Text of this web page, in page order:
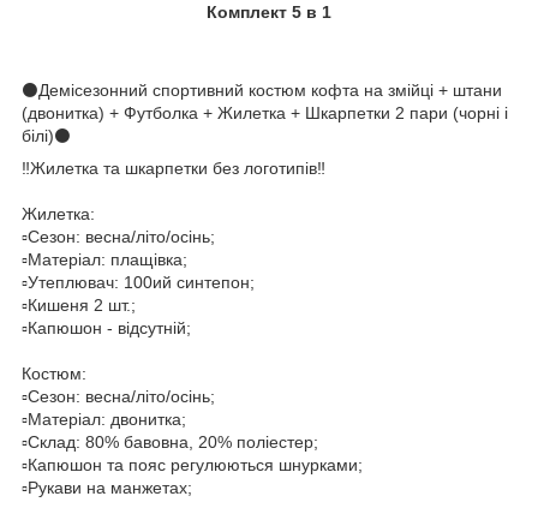
Комплект 5 в 1
⚫️Демісезонний спортивний костюм кофта на змійці + штани
(двонитка) + Футболка + Жилетка + Шкарпетки 2 пари (чорні і
білі)⚫️
‼️Жилетка та шкарпетки без логотипів‼️
Жилетка:
▫️Сезон: весна/літо/осінь;
▫️Матеріал: плащівка;
▫️Утеплювач: 100ий синтепон;
▫️Кишеня 2 шт.;
▫️Капюшон - відсутній;
Костюм:
▫️Сезон: весна/літо/осінь;
▫️Матеріал: двонитка;
▫️Склад: 80% бавовна, 20% поліестер;
▫️Капюшон та пояс регулюються шнурками;
▫️Рукави на манжетах;